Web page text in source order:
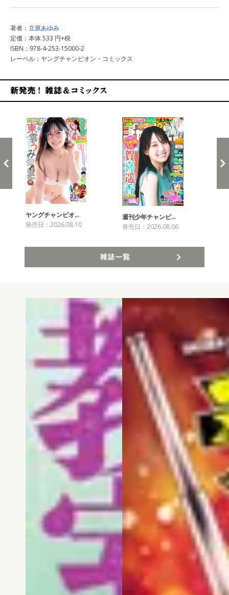
著者： 立原あゆみ
定価：本体 533 円+税
ISBN：978-4-253-15000-2
レーベル：ヤングチャンピオン・コミックス
ヤングチャンピオ…
発売日：2026.08.10
週刊少年チャンピ…
発売日：2026.08.06